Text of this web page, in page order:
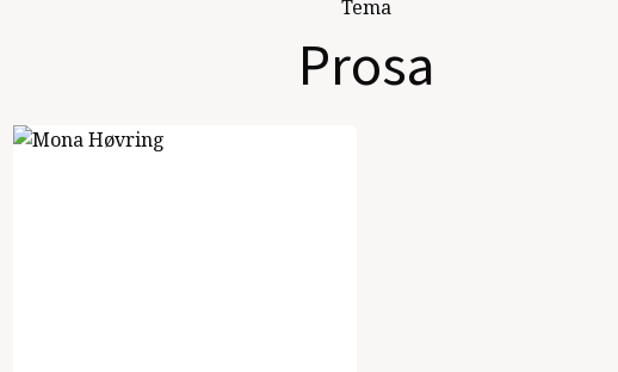
Tema
Prosa